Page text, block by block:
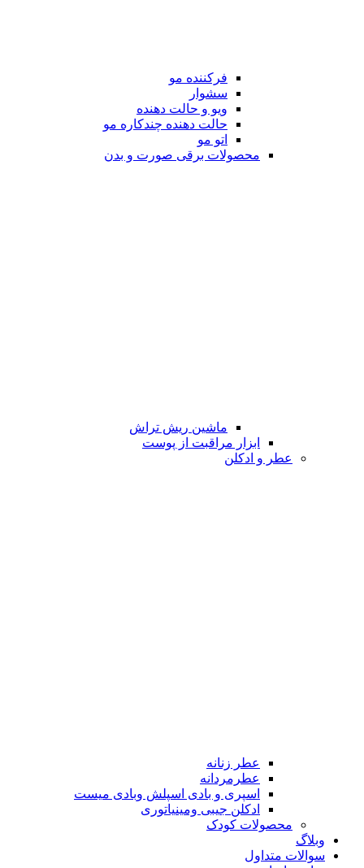
فرکننده مو
سشوار
ویو و حالت دهنده
حالت دهنده چندکاره مو
اتو مو
محصولات برقی صورت و بدن
ماشین ریش تراش
ابزار مراقبت از پوست
عطر و ادکلن
عطر زنانه
عطرمردانه
اسپری و بادی اسپلش وبادی میست
ادکلن جیبی ومینیاتوری
محصولات کودک
وبلاگ
سوالات متداول